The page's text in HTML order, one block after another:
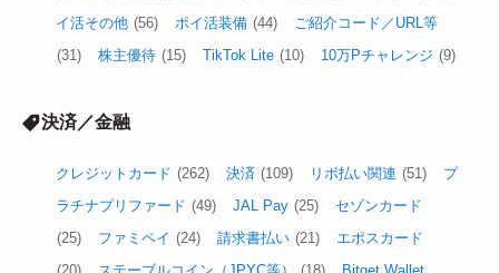
イ活その他 (56) ポイ活装備 (44)
ご紹介コード／URL等
(31)
株主優待 (15) TikTok Lite (10) 10万Pチャレンジ (9)
決済／金融
クレジットカード (262) 決済 (109) リボ払い関連 (51)
プ
ラチナプリファード (49) JAL Pay (25)
セゾンカード
(25)
ファミペイ (24) 請求書払い (21)
エポスカード